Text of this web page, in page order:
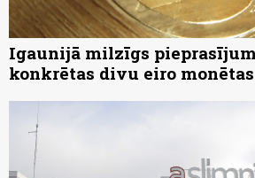
Igaunijā milzīgs
konkrētas divu eiro monētas